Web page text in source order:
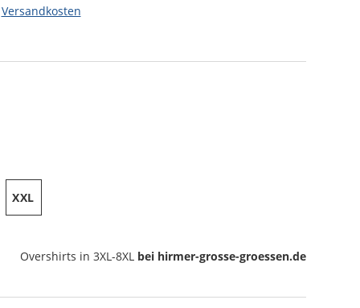
Versandkosten
XXL
Overshirts in 3XL-8XL bei hirmer-grosse-groessen.de